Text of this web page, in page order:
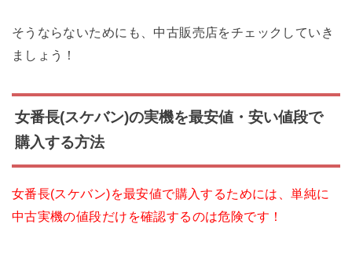
そうならないためにも、中古販売店をチェックしていき
ましょう！
女番長(スケバン)の実機を最安値・安い値段で
購入する方法
女番長(スケバン)を最安値で購入するためには、単純に
中古実機の値段だけを確認するのは危険です！